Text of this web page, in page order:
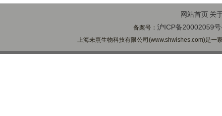
网站首页 关
备案号：沪ICP备20002059
上海未熹生物科技有限公司(www.shwishes.com)是一